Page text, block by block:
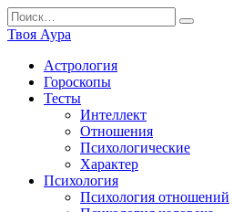
Перейти
к
содержанию
Search
for:
Твоя Аура
Астрология
Гороскопы
Тесты
Интеллект
Отношения
Психологические
Характер
Психология
Психология отношений